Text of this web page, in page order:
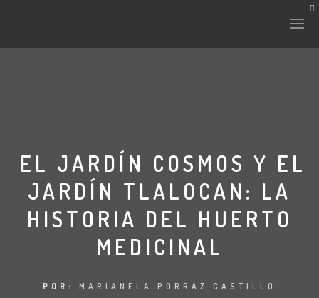
INTERVENCIONES
LABORATORIO
PLANTAE Y FAUNA
LAND-ESCAPE
EL JARDÍN COSMOS Y EL
JARDÍN TLALOCAN: LA
HISTORIA DEL HUERTO
MEDICINAL
POR: MARIANELA PORRAZ CASTILLO